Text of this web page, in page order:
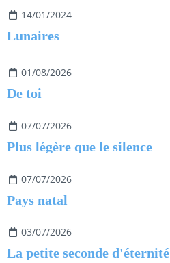
14/01/2024
Lunaires
01/08/2026
De toi
07/07/2026
Plus légère que le silence
07/07/2026
Pays natal
03/07/2026
La petite seconde d'éternité